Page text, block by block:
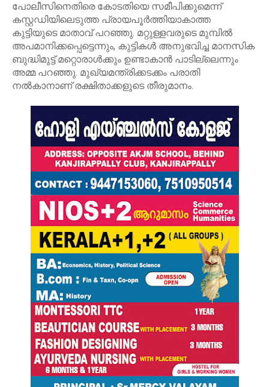
പോലീസിനെതിരെ കോടതിയെ സമീപിക്കുമെന്ന്
കസ്റ്റഡിയിലെടുത്ത പ്രായപൂർത്തിയാകാത്ത
കുട്ടിയുടെ മാതാവ് പറഞ്ഞു. മറ്റുള്ളവരുടെ മുമ്പിൽ
അപമാനിക്കപ്പെട്ടെന്നും, കുട്ടികൾ അനുഭവിച്ച മാനസിക
ബുദ്ധിമുട്ട് മറ്റൊരാൾക്കും ഉണ്ടാകാൻ പാടില്ലെന്നും
അമ്മ പറഞ്ഞു. മുഖ്യമന്ത്രിക്കടക്കം പരാതി
നൽകാനാണ് രക്ഷിതാക്കളുടെ തീരുമാനം.